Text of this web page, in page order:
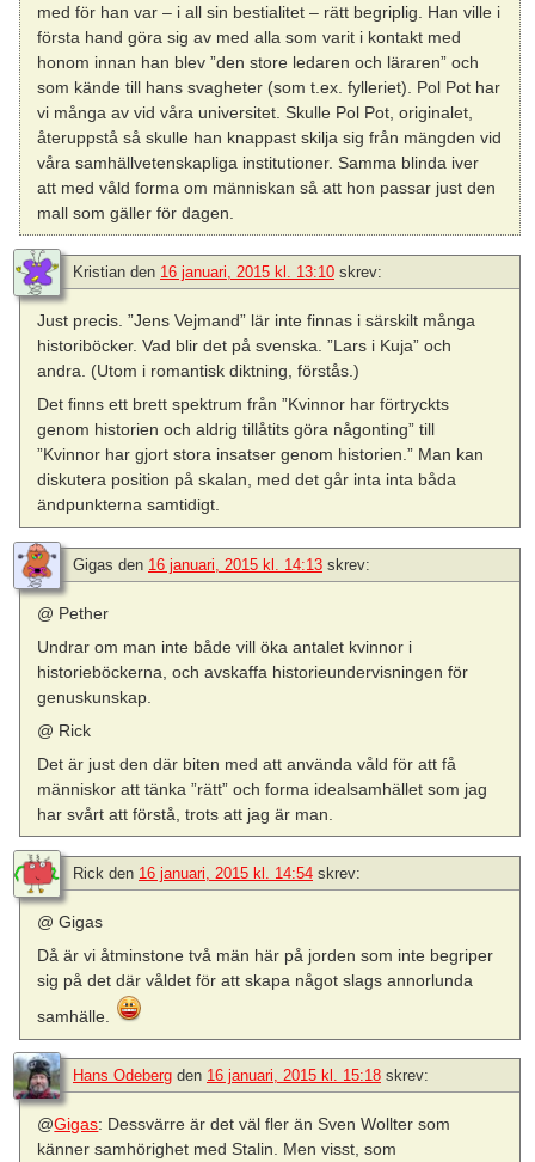
med för han var – i all sin bestialitet – rätt begriplig. Han ville i
första hand göra sig av med alla som varit i kontakt med
honom innan han blev ”den store ledaren och läraren” och
som kände till hans svagheter (som t.ex. fylleriet). Pol Pot har
vi många av vid våra universitet. Skulle Pol Pot, originalet,
återuppstå så skulle han knappast skilja sig från mängden vid
våra samhällvetenskapliga institutioner. Samma blinda iver
att med våld forma om människan så att hon passar just den
mall som gäller för dagen.
Kristian den 16 januari, 2015 kl. 13:10 skrev:
Just precis. ”Jens Vejmand” lär inte finnas i särskilt många
historiböcker. Vad blir det på svenska. ”Lars i Kuja” och
andra. (Utom i romantisk diktning, förstås.)
Det finns ett brett spektrum från ”Kvinnor har förtryckts
genom historien och aldrig tillåtits göra någonting” till
”Kvinnor har gjort stora insatser genom historien.” Man kan
diskutera position på skalan, med det går inta inta båda
ändpunkterna samtidigt.
Gigas den 16 januari, 2015 kl. 14:13 skrev:
@ Pether
Undrar om man inte både vill öka antalet kvinnor i
historieböckerna, och avskaffa historieundervisningen för
genuskunskap.
@ Rick
Det är just den där biten med att använda våld för att få
människor att tänka ”rätt” och forma idealsamhället som jag
har svårt att förstå, trots att jag är man.
Rick den 16 januari, 2015 kl. 14:54 skrev:
@ Gigas
Då är vi åtminstone två män här på jorden som inte begriper
sig på det där våldet för att skapa något slags annorlunda
samhälle.
Hans Odeberg den 16 januari, 2015 kl. 15:18 skrev:
@Gigas: Dessvärre är det väl fler än Sven Wollter som
känner samhörighet med Stalin. Men visst, som